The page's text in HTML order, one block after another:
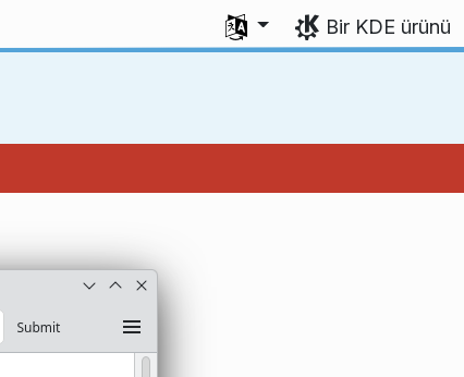
Dili seç
Bir KDE ürünü